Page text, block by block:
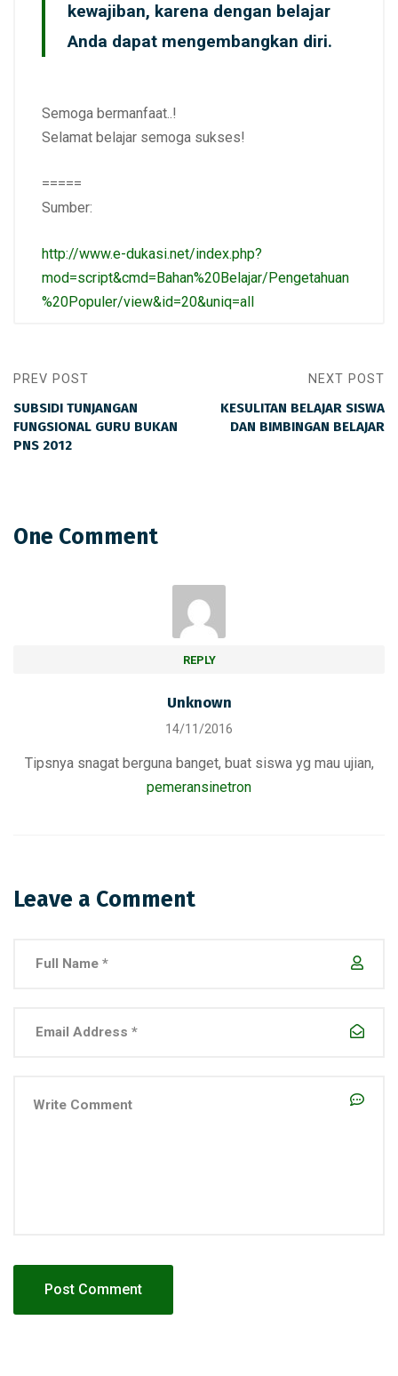
kewajiban, karena dengan belajar
Anda dapat mengembangkan diri.
Semoga bermanfaat..!
Selamat belajar semoga sukses!
=====
Sumber:
http://www.e-dukasi.net/index.php?
mod=script&cmd=Bahan%20Belajar/Pengetahuan
%20Populer/view&id=20&uniq=all
PREV POST
SUBSIDI TUNJANGAN
FUNGSIONAL GURU BUKAN
PNS 2012
NEXT POST
KESULITAN BELAJAR SISWA
DAN BIMBINGAN BELAJAR
One Comment
REPLY
Unknown
14/11/2016
Tipsnya snagat berguna banget, buat siswa yg mau ujian,
pemeransinetron
Leave a Comment